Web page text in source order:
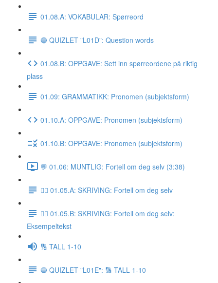
01.08.A: VOKABULAR: Spørreord
🔵 QUIZLET "L01D": Question words
01.08.B: OPPGAVE: Sett inn spørreordene på riktig
plass
01.09: GRAMMATIKK: Pronomen (subjektsform)
01.10.A: OPPGAVE: Pronomen (subjektsform)
01.10.B: OPPGAVE: Pronomen (subjektsform)
💬 01.06: MUNTLIG: Fortell om deg selv (3:38)
✍🏼 01.05.A: SKRIVING: Fortell om deg selv
✍🏼 01.05.B: SKRIVING: Fortell om deg selv:
Eksempeltekst
🔢 TALL 1-10
🔵 QUIZLET "L01E": 🔢 TALL 1-10